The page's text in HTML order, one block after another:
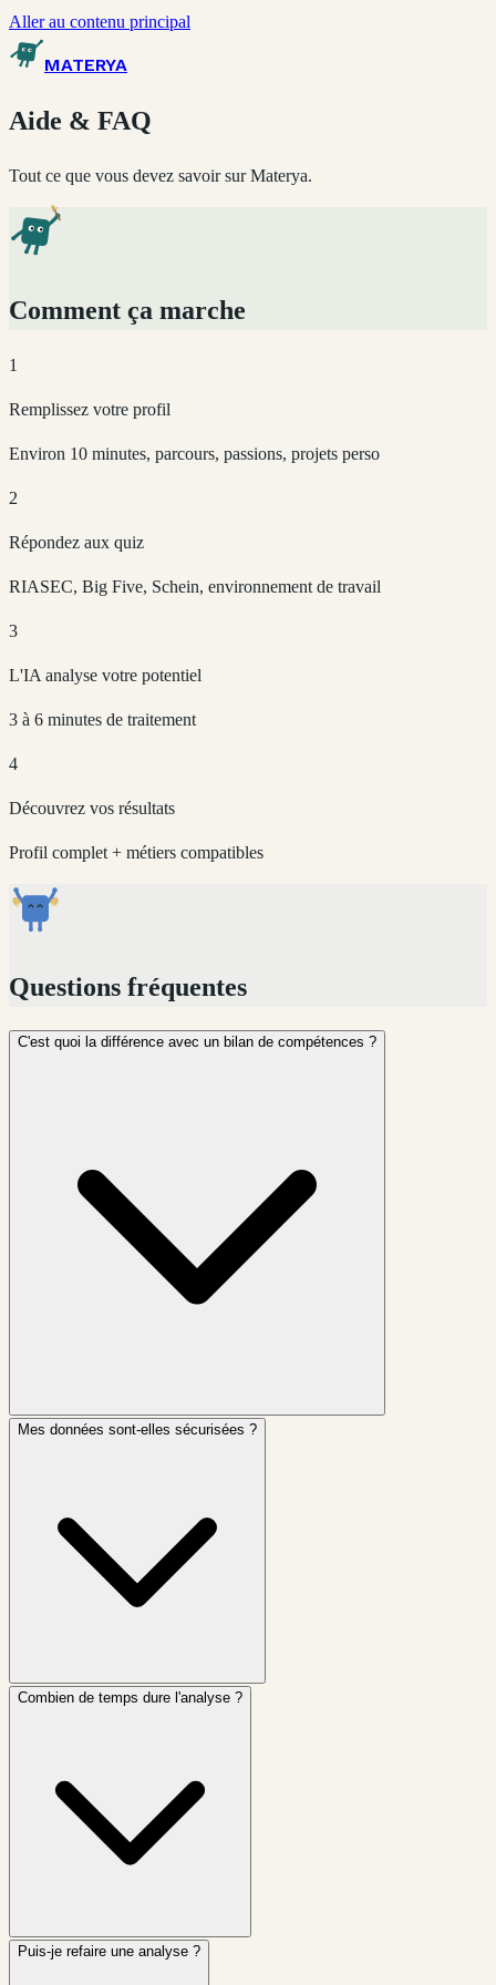
Aller au contenu principal
MATERYA
Aide & FAQ
Tout ce que vous devez savoir sur Materya.
Comment ça marche
1
Remplissez votre profil
Environ 10 minutes, parcours, passions, projets perso
2
Répondez aux quiz
RIASEC, Big Five, Schein, environnement de travail
3
L'IA analyse votre potentiel
3 à 6 minutes de traitement
4
Découvrez vos résultats
Profil complet + métiers compatibles
Questions fréquentes
C'est quoi la différence avec un bilan de compétences ?
Mes données sont-elles sécurisées ?
Combien de temps dure l'analyse ?
Puis-je refaire une analyse ?